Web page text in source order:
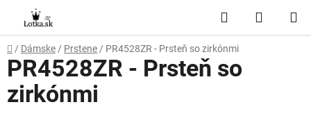
obsah
Hľadať
KOŠÍK
Domov
/ Dámske / Prstene / PR4528ZR - Prsteň so zirkónmi
PR4528ZR - Prsteň so
zirkónmi